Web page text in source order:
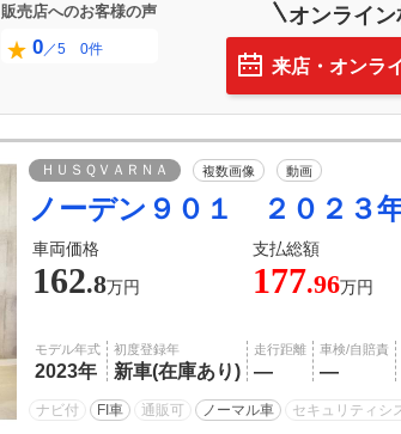
販売店へのお客様の声
0／5 0件
オンライ
来店・オンラ
ＨＵＳＱＶＡＲＮＡ 複数画像 動画
ノーデン９０１ ２０２３
車両価格 支払総額
162.8万円 177.96万円
モデル年式
2023年
初度登録年
新車(在庫あり)
走行距離
―
車検/自賠責
―
ナビ付 FI車 通販可 ノーマル車 セキュリティシ